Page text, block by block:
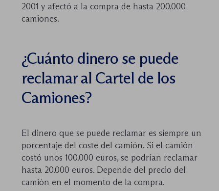
2001 y afectó a la compra de hasta 200.000
camiones.
¿Cuánto dinero se puede
reclamar al Cartel de los
Camiones?
El dinero que se puede reclamar es siempre un
porcentaje del coste del camión. Si el camión
costó unos 100.000 euros, se podrían reclamar
hasta 20.000 euros. Depende del precio del
camión en el momento de la compra.